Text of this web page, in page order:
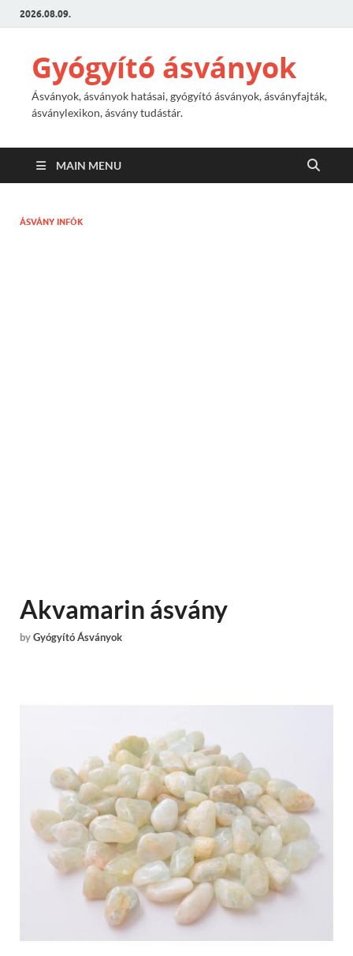
2026.08.09.
Gyógyító ásványok
Ásványok, ásványok hatásai, gyógyító ásványok, ásványfajták,
ásványlexikon, ásvány tudástár.
MAIN MENU
ÁSVÁNY INFÓK
Akvamarin ásvány
byGyógyító Ásványok